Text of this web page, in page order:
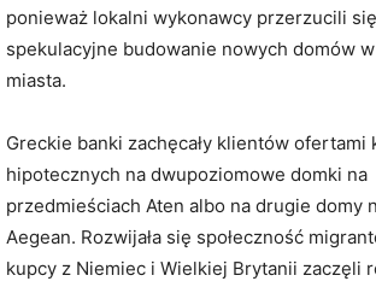
ponieważ lokalni wykonawcy przerzucili
spekulacyjne budowanie nowych domów
miasta.
Greckie banki zachęcały klientów ofertami
hipotecznych na dwupoziomowe domki na
przedmieściach Aten albo na drugie domy
Aegean. Rozwijała się społeczność
kupcy z Niemiec i Wielkiej Brytanii zaczęli